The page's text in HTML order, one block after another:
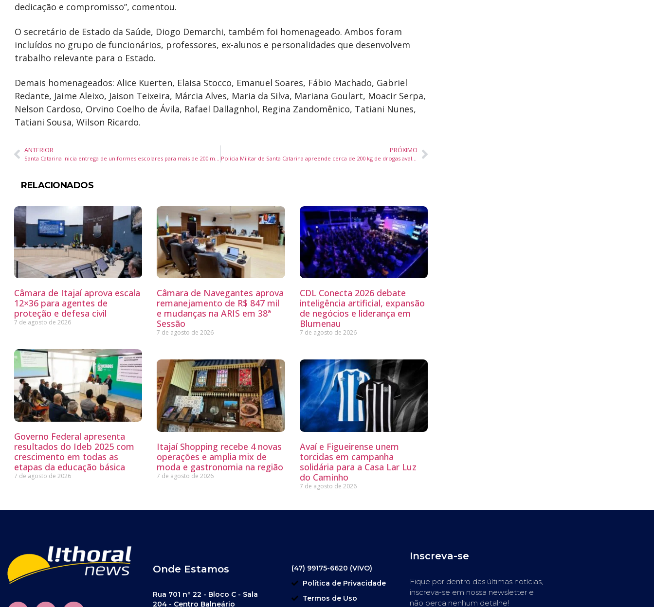
dedicação e compromisso”, comentou.
O secretário de Estado da Saúde, Diogo Demarchi, também foi homenageado. Ambos foram
incluídos no grupo de funcionários, professores, ex-alunos e personalidades que desenvolvem
trabalho relevante para o Estado.
Demais homenageados: Alice Kuerten, Elaisa Stocco, Emanuel Soares, Fábio Machado, Gabriel
Redante, Jaime Aleixo, Jaison Teixeira, Márcia Alves, Maria da Silva, Mariana Goulart, Moacir Serpa,
Nelson Cardoso, Orvino Coelho de Ávila, Rafael Dallagnhol, Regina Zandomênico, Tatiani Nunes,
Tatiani Sousa, Wilson Ricardo.
ANTERIOR
Santa Catarina inicia entrega de uniformes escolares para mais de 200 mil estudantes da rede estadual
PRÓXIMO
Polícia Militar de Santa Catarina apreende cerca de 200 kg de drogas avaliadas em mais de R$ 3,5 milhões em Balneário Camboriú
RELACIONADOS
Câmara de Itajaí aprova escala
12×36 para agentes de
proteção e defesa civil
7 de agosto de 2026
Câmara de Navegantes aprova
remanejamento de R$ 847 mil
e mudanças na ARIS em 38ª
Sessão
7 de agosto de 2026
CDL Conecta 2026 debate
inteligência artificial, expansão
de negócios e liderança em
Blumenau
7 de agosto de 2026
Governo Federal apresenta
resultados do Ideb 2025 com
crescimento em todas as
etapas da educação básica
7 de agosto de 2026
Itajaí Shopping recebe 4 novas
operações e amplia mix de
moda e gastronomia na região
7 de agosto de 2026
Avaí e Figueirense unem
torcidas em campanha
solidária para a Casa Lar Luz
do Caminho
7 de agosto de 2026
Onde Estamos
Rua 701 nº 22 - Bloco C - Sala
204 - Centro Balneário
(47) 99175-6620 (VIVO)
Política de Privacidade
Termos de Uso
Inscreva-se
Fique por dentro das últimas notícias,
inscreva-se em nossa newsletter e
não perca nenhum detalhe!